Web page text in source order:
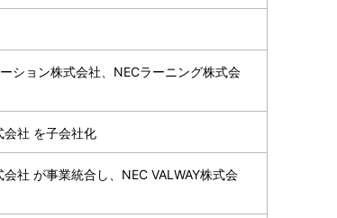
ション株式会社、NECラーニング株式会
会社 を子会社化
社 が事業統合し、NEC VALWAY株式会